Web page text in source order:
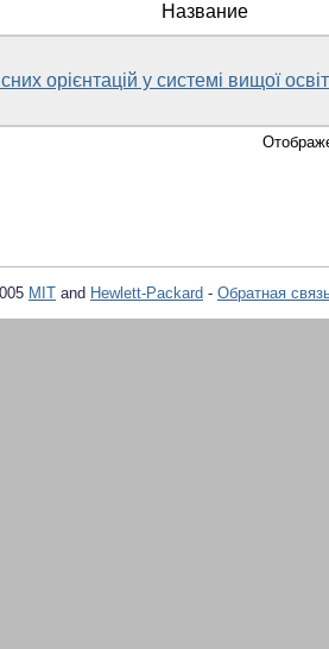
Название
орієнтацій у системі вищої
MIT and Hewlett-Packard - Обратная